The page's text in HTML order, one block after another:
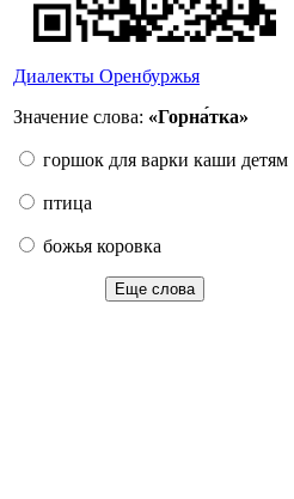
Диалекты Оренбуржья
Значение слова: «Горна́тка»
горшок для варки каши детям
птица
божья коровка
Еще слова